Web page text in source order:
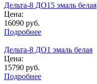
Дельта-8 ДО15 эмаль белая
Цена:
16090 руб.
Подробнее
Дельта-8 ДО1 эмаль белая
Цена:
15790 руб.
Подробнее